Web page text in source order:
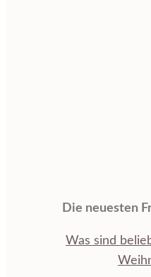
Die neuesten
Was sind